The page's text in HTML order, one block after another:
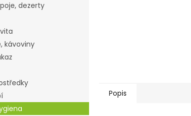
dezerty
kávoviny
Popis